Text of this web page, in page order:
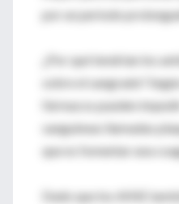
por un periodo
¿Por qué tendrían los
sobre el sangrado?
fármacos pueden
sanguíneas llamadas
que es fomentar una
Dado que los AINE